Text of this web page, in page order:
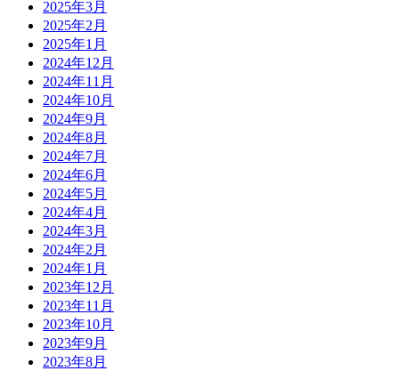
2025年3月
2025年2月
2025年1月
2024年12月
2024年11月
2024年10月
2024年9月
2024年8月
2024年7月
2024年6月
2024年5月
2024年4月
2024年3月
2024年2月
2024年1月
2023年12月
2023年11月
2023年10月
2023年9月
2023年8月